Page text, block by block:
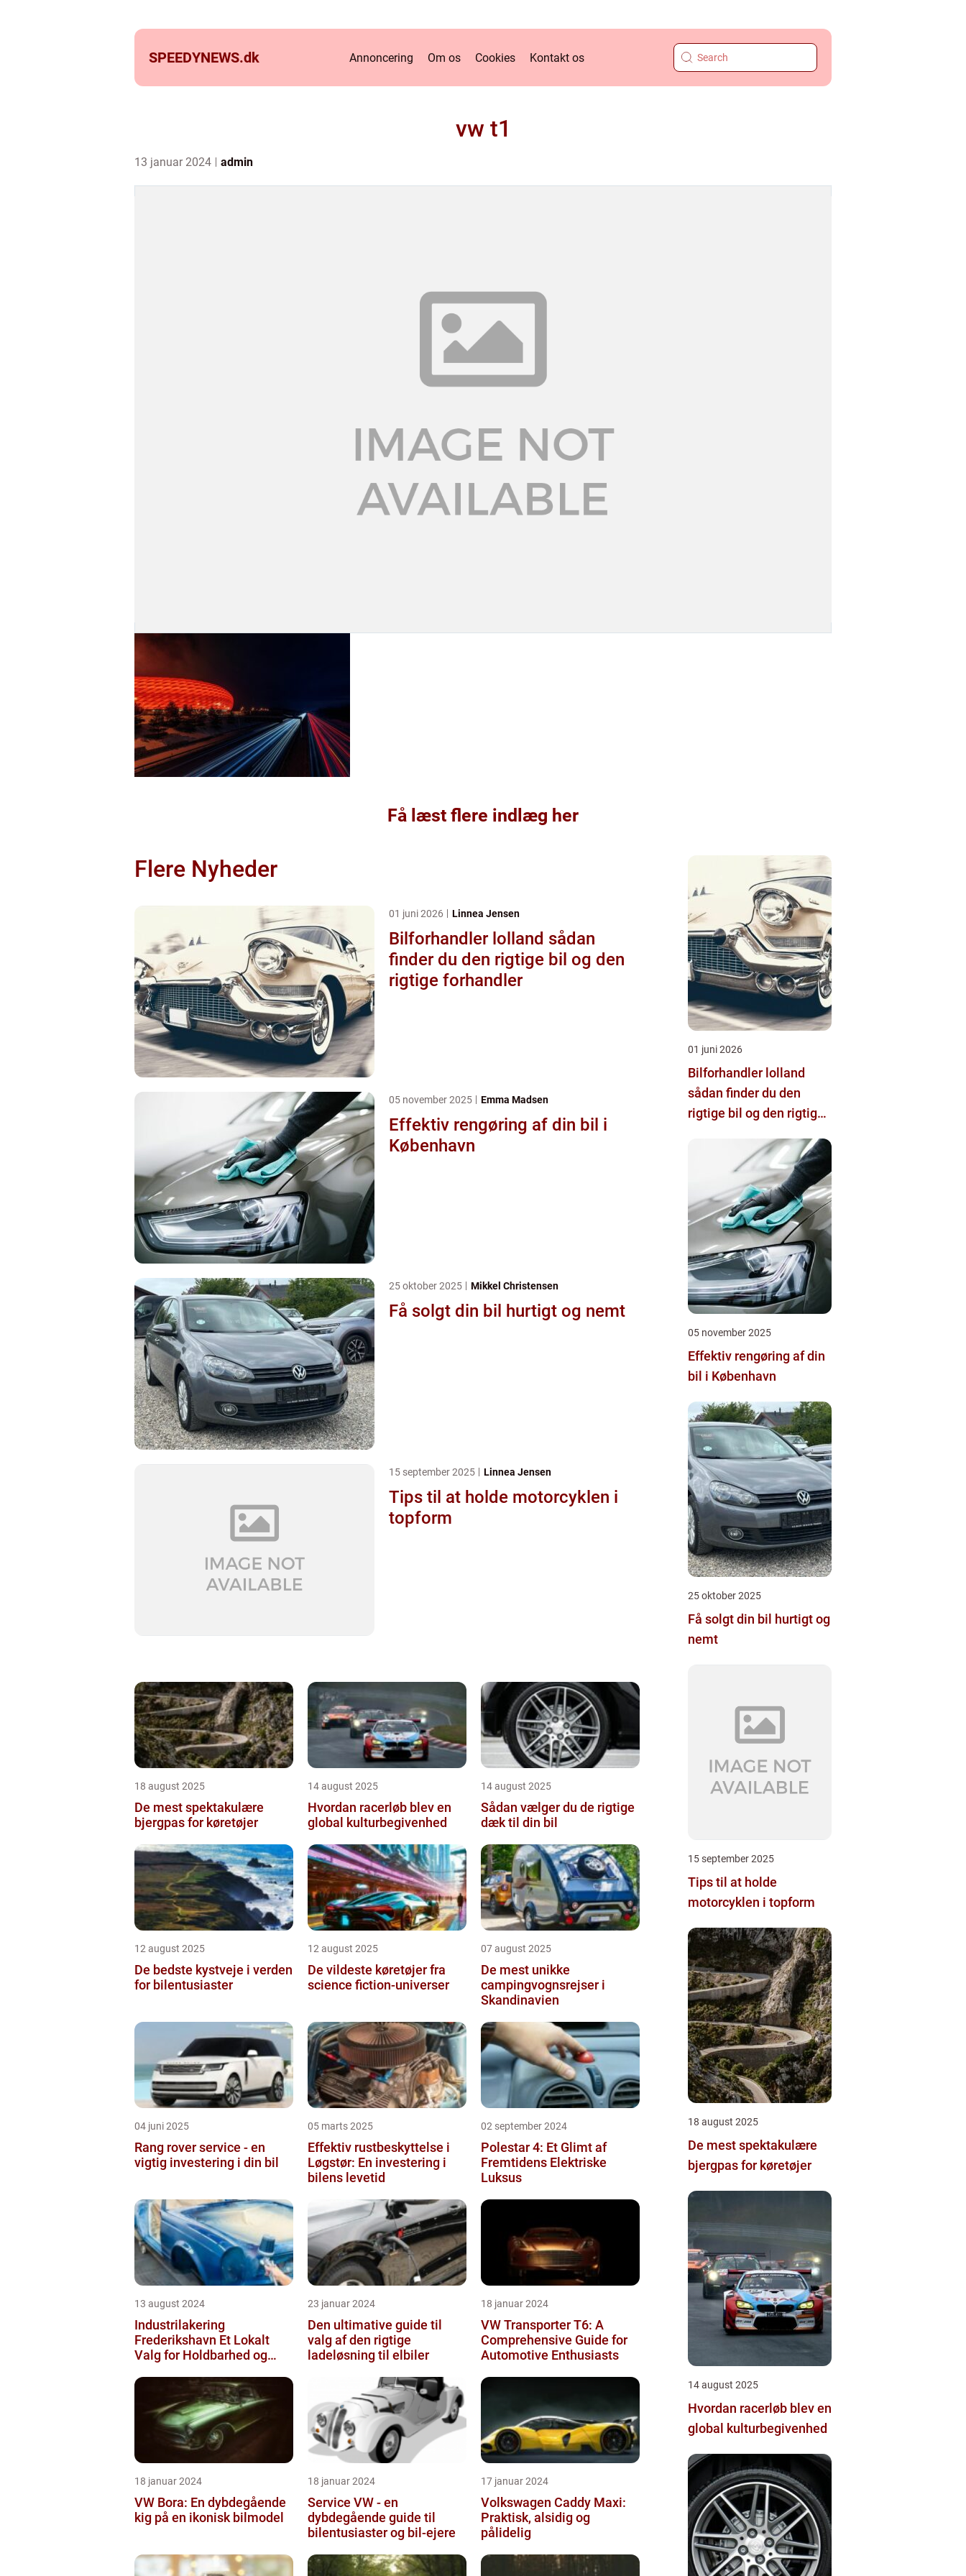
SPEEDYNEWS.dk Annoncering Om os Cookies Kontakt os
vw t1
13 januar 2024 admin
Få læst flere indlæg her
Flere Nyheder
01 juni 2026 Linnea Jensen
Bilforhandler lolland sådan
finder du den rigtige bil og den
rigtige forhandler
05 november 2025 Emma Madsen
Effektiv rengøring af din bil i
København
25 oktober 2025 Mikkel Christensen
Få solgt din bil hurtigt og nemt
15 september 2025 Linnea Jensen
Tips til at holde motorcyklen i
topform
18 august 2025
De mest spektakulære
bjergpas for køretøjer
14 august 2025
Hvordan racerløb blev en
global kulturbegivenhed
14 august 2025
Sådan vælger du de rigtige
dæk til din bil
12 august 2025
De bedste kystveje i verden
for bilentusiaster
12 august 2025
De vildeste køretøjer fra
science fiction-universer
07 august 2025
De mest unikke
campingvognsrejser i
Skandinavien
04 juni 2025
Rang rover service - en
vigtig investering i din bil
05 marts 2025
Effektiv rustbeskyttelse i
Løgstør: En investering i
bilens levetid
02 september 2024
Polestar 4: Et Glimt af
Fremtidens Elektriske
Luksus
13 august 2024
Industrilakering
Frederikshavn Et Lokalt
Valg for Holdbarhed og
23 januar 2024
Den ultimative guide til
valg af den rigtige
ladeløsning til elbiler
18 januar 2024
VW Transporter T6: A
Comprehensive Guide for
Automotive Enthusiasts
18 januar 2024
VW Bora: En dybdegående
kig på en ikonisk bilmodel
18 januar 2024
Service VW - en
dybdegående guide til
bilentusiaster og bil-ejere
17 januar 2024
Volkswagen Caddy Maxi:
Praktisk, alsidig og
pålidelig
01 juni 2026
Bilforhandler lolland
sådan finder du den
rigtige bil og den rigtige
05 november 2025
Effektiv rengøring af din
bil i København
25 oktober 2025
Få solgt din bil hurtigt og
nemt
15 september 2025
Tips til at holde
motorcyklen i topform
18 august 2025
De mest spektakulære
bjergpas for køretøjer
14 august 2025
Hvordan racerløb blev en
global kulturbegivenhed